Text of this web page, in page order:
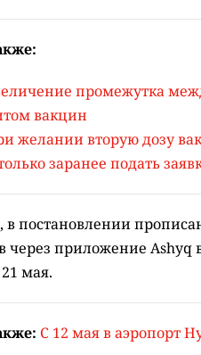
промежутка
вакцин
желании вторую дозу
заранее подать
в постановлении
через приложение Ashyq
мая.
С 12 мая в аэропорт